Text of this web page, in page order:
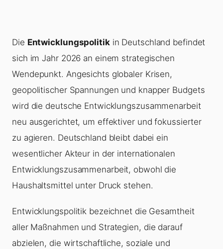
Die Entwicklungspolitikin Deutschland befindet
sich im Jahr 2026 an einem strategischen
Wendepunkt. Angesichts globaler Krisen,
geopolitischer Spannungen und knapper Budgets
wird die deutsche Entwicklungszusammenarbeit
neu ausgerichtet, um effektiver und fokussierter
zu agieren. Deutschland bleibt dabei ein
wesentlicher Akteur in der internationalen
Entwicklungszusammenarbeit, obwohl die
Haushaltsmittel unter Druck stehen.
Entwicklungspolitik bezeichnet die Gesamtheit
aller Maßnahmen und Strategien, die darauf
abzielen, die wirtschaftliche, soziale und